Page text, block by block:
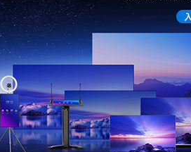
觉得是自己作（zuo），追新心理步入了
差别，还牺牲了洗衣机自动投放功能，换
绝对的不便宜！